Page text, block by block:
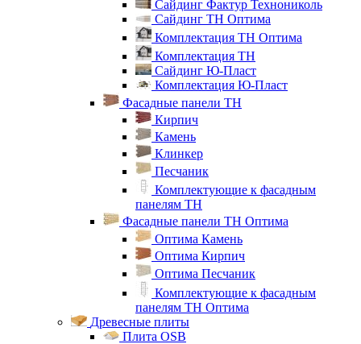
Сайдинг Фактур Технониколь
Сайдинг ТН Оптима
Комплектация ТН Оптима
Комплектация ТН
Сайдинг Ю-Пласт
Комплектация Ю-Пласт
Фасадные панели ТН
Кирпич
Камень
Клинкер
Песчаник
Комплектующие к фасадным
панелям ТН
Фасадные панели ТН Оптима
Оптима Камень
Оптима Кирпич
Оптима Песчаник
Комплектующие к фасадным
панелям ТН Оптима
Древесные плиты
Плита OSB